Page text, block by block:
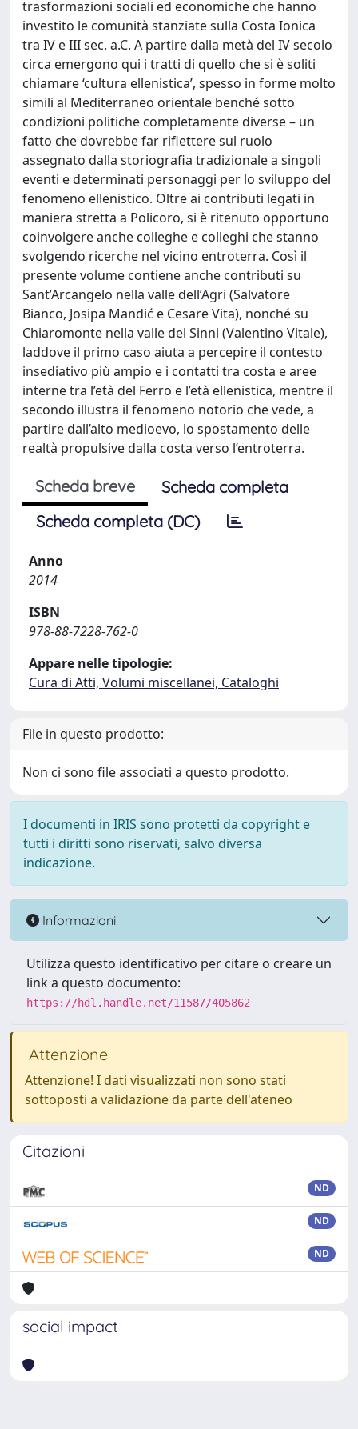
trasformazioni sociali ed economiche che hanno
investito le comunità stanziate sulla Costa Ionica
tra IV e III sec. a.C. A partire dalla metà del IV secolo
circa emergono qui i tratti di quello che si è soliti
chiamare ‘cultura ellenistica’, spesso in forme molto
simili al Mediterraneo orientale benché sotto
condizioni politiche completamente diverse – un
fatto che dovrebbe far riflettere sul ruolo
assegnato dalla storiografia tradizionale a singoli
eventi e determinati personaggi per lo sviluppo del
fenomeno ellenistico. Oltre ai contributi legati in
maniera stretta a Policoro, si è ritenuto opportuno
coinvolgere anche colleghe e colleghi che stanno
svolgendo ricerche nel vicino entroterra. Così il
presente volume contiene anche contributi su
Sant’Arcangelo nella valle dell’Agri (Salvatore
Bianco, Josipa Mandić e Cesare Vita), nonché su
Chiaromonte nella valle del Sinni (Valentino Vitale),
laddove il primo caso aiuta a percepire il contesto
insediativo più ampio e i contatti tra costa e aree
interne tra l’età del Ferro e l’età ellenistica, mentre il
secondo illustra il fenomeno notorio che vede, a
partire dall’alto medioevo, lo spostamento delle
realtà propulsive dalla costa verso l’entroterra.
Scheda breve
Scheda completa
Scheda completa (DC)
Anno
2014
ISBN
978-88-7228-762-0
Appare nelle tipologie:
Cura di Atti, Volumi miscellanei, Cataloghi
File in questo prodotto:
Non ci sono file associati a questo prodotto.
I documenti in IRIS sono protetti da copyright e
tutti i diritti sono riservati, salvo diversa
indicazione.
Informazioni
Utilizza questo identificativo per citare o creare un
link a questo documento:
https://hdl.handle.net/11587/405862
Attenzione
Attenzione! I dati visualizzati non sono stati
sottoposti a validazione da parte dell'ateneo
Citazioni
ND
ND
ND
social impact